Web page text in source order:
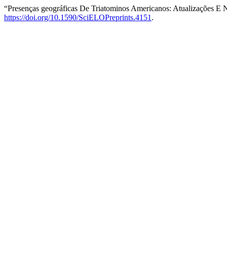
“Presenças geográficas De Triatominos Americanos: Atualizações
https://doi.org/10.1590/SciELOPreprints.4151 .